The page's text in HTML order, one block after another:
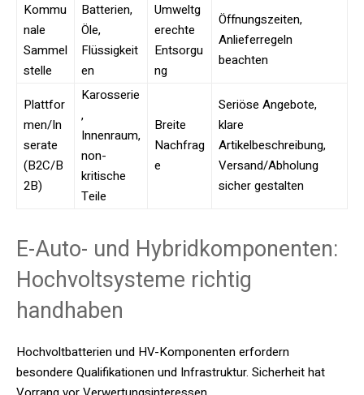
Kommu
nale
Sammel
stelle
Batterien,
Öle,
Flüssigkeit
en
Umweltg
erechte
Entsorgu
ng
Öffnungszeiten,
Anlieferregeln
beachten
Plattfor
men/In
serate
(B2C/B
2B)
Karosserie
,
Innenraum,
non-
kritische
Teile
Breite
Nachfrag
e
Seriöse Angebote,
klare
Artikelbeschreibung,
Versand/Abholung
sicher gestalten
E-Auto- und Hybridkomponenten:
Hochvoltsysteme richtig
handhaben
Hochvoltbatterien und HV-Komponenten erfordern
besondere Qualifikationen und Infrastruktur. Sicherheit hat